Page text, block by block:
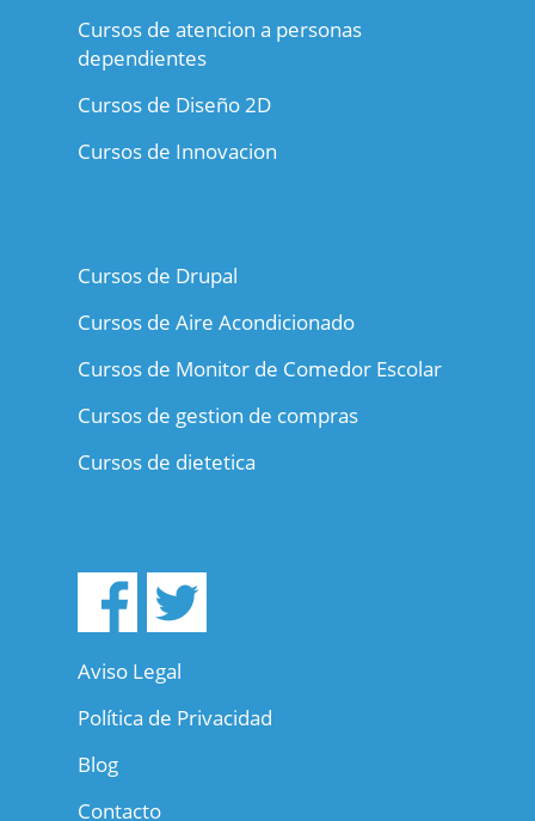
Cursos de atencion a personas
dependientes
Cursos de Diseño 2D
Cursos de Innovacion
Cursos de Drupal
Cursos de Aire Acondicionado
Cursos de Monitor de Comedor Escolar
Cursos de gestion de compras
Cursos de dietetica
Aviso Legal
Política de Privacidad
Blog
Contacto